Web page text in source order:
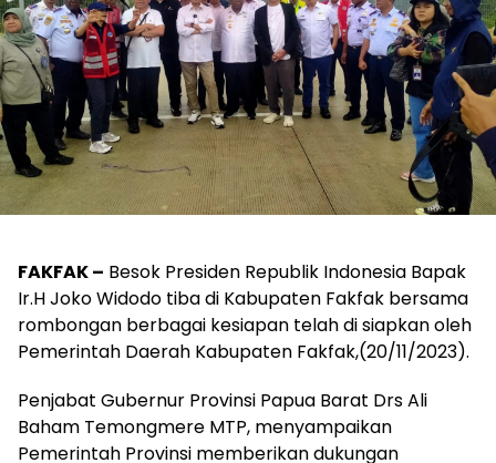
FAKFAK – Besok Presiden Republik Indonesia Bapak
Ir.H Joko Widodo tiba di Kabupaten Fakfak bersama
rombongan berbagai kesiapan telah di siapkan oleh
Pemerintah Daerah Kabupaten Fakfak,(20/11/2023).
Penjabat Gubernur Provinsi Papua Barat Drs Ali
Baham Temongmere MTP, menyampaikan
Pemerintah Provinsi memberikan dukungan